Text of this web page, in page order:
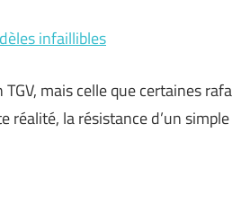
infaillibles
TGV, mais celle que certaines
réalité, la résistance d’un